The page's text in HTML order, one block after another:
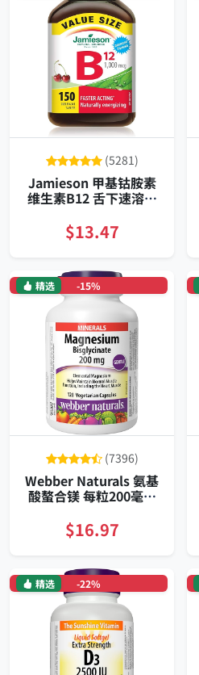
(5281)
Jamieson 甲基钴胺素
维生素B12 舌下速溶片
$13.47
-15%
精选
(7396)
Webber Naturals 氨基
酸螯合镁 每粒200毫克
120粒长期装
$16.97
-22%
精选